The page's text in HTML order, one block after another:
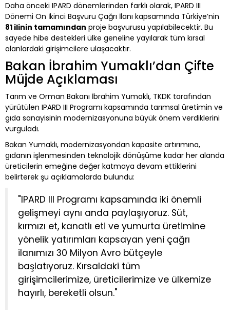
Daha önceki IPARD dönemlerinden farklı olarak, IPARD III
Dönemi On İkinci Başvuru Çağrı İlanı kapsamında Türkiye’nin
81 ilinin tamamından proje başvurusu yapılabilecektir. Bu
sayede hibe destekleri ülke geneline yayılarak tüm kırsal
alanlardaki girişimcilere ulaşacaktır.
Bakan İbrahim Yumaklı’dan Çifte
Müjde Açıklaması
Tarım ve Orman Bakanı İbrahim Yumaklı, TKDK tarafından
yürütülen IPARD III Programı kapsamında tarımsal üretimin ve
gıda sanayisinin modernizasyonuna büyük önem verdiklerini
vurguladı.
Bakan Yumaklı, modernizasyondan kapasite artırımına,
gıdanın işlenmesinden teknolojik dönüşüme kadar her alanda
üreticilerin emeğine değer katmaya devam ettiklerini
belirterek şu açıklamalarda bulundu:
"IPARD III Programı kapsamında iki önemli
gelişmeyi aynı anda paylaşıyoruz. Süt,
kırmızı et, kanatlı eti ve yumurta üretimine
yönelik yatırımları kapsayan yeni çağrı
ilanımızı 30 Milyon Avro bütçeyle
başlatıyoruz. Kırsaldaki tüm
girişimcilerimize, üreticilerimize ve ülkemize
hayırlı, bereketli olsun."